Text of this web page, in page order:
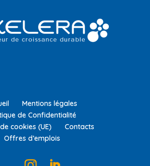
Mentions légales
de Confidentialité
cookies (UE)
Contacts
Offres d’emplois